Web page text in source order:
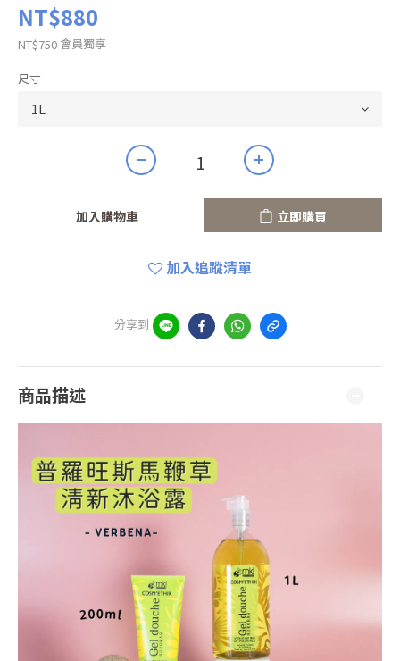
NT$880
NT$750會員獨享
尺寸
加入購物車 立即購買
加入追蹤清單
分享到
商品描述